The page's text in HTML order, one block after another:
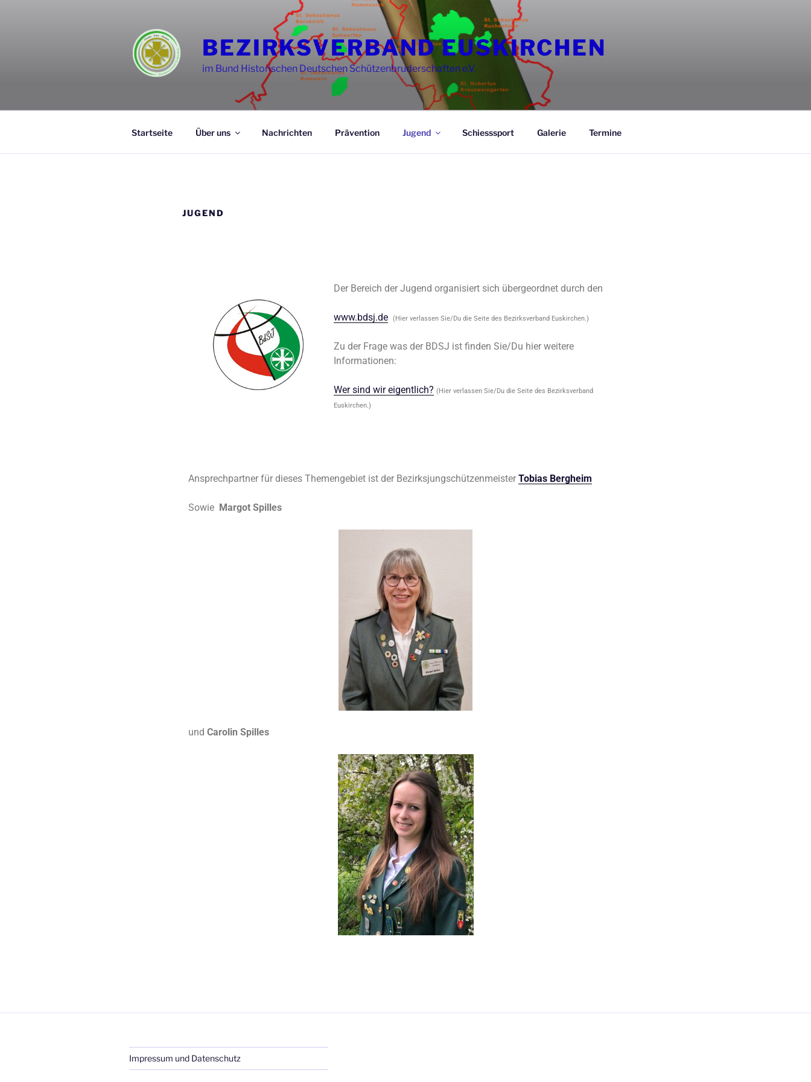
BEZIRKSVERBAND EUSKIRCHEN
im Bund Historischen Deutschen Schützenbruderschaften e.V.
Startseite Über uns Nachrichten Prävention Jugend Schiesssport Galerie Termine
JUGEND
Der Bereich der Jugend organisiert sich übergeordnet durch den
www.bdsj.de (Hier verlassen Sie/Du die Seite des Bezirksverband Euskirchen.)
Zu der Frage was der BDSJ ist finden Sie/Du hier weitere
Informationen:
Wer sind wir eigentlich? (Hier verlassen Sie/Du die Seite des Bezirksverband
Euskirchen.)
Ansprechpartner für dieses Themengebiet ist der Bezirksjungschützenmeister Tobias Bergheim
Sowie Margot Spilles
und Carolin Spilles
Impressum und Datenschutz